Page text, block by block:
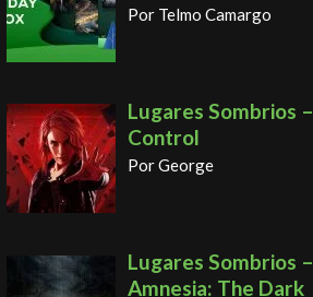
Por Telmo Camargo
Lugares Sombrios –
Control
Por George
Lugares Sombrios –
Amnesia: The Dark